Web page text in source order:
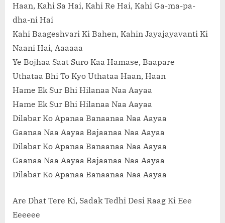
Haan, Kahi Sa Hai, Kahi Re Hai, Kahi Ga-ma-pa-
dha-ni Hai
Kahi Baageshvari Ki Bahen, Kahin Jayajayavanti Ki
Naani Hai, Aaaaaa
Ye Bojhaa Saat Suro Kaa Hamase, Baapare
Uthataa Bhi To Kyo Uthataa Haan, Haan
Hame Ek Sur Bhi Hilanaa Naa Aayaa
Hame Ek Sur Bhi Hilanaa Naa Aayaa
Dilabar Ko Apanaa Banaanaa Naa Aayaa
Gaanaa Naa Aayaa Bajaanaa Naa Aayaa
Dilabar Ko Apanaa Banaanaa Naa Aayaa
Gaanaa Naa Aayaa Bajaanaa Naa Aayaa
Dilabar Ko Apanaa Banaanaa Naa Aayaa
Are Dhat Tere Ki, Sadak Tedhi Desi Raag Ki Eee
Eeeeee